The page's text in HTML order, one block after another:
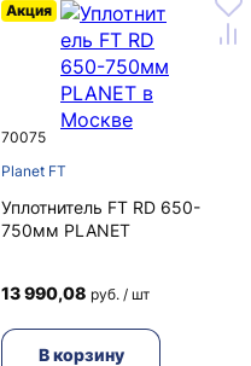
70075
Planet FT
Акция
Уплотнитель FT RD 650-
750мм PLANET
13 990,08 руб. / шт
В корзину